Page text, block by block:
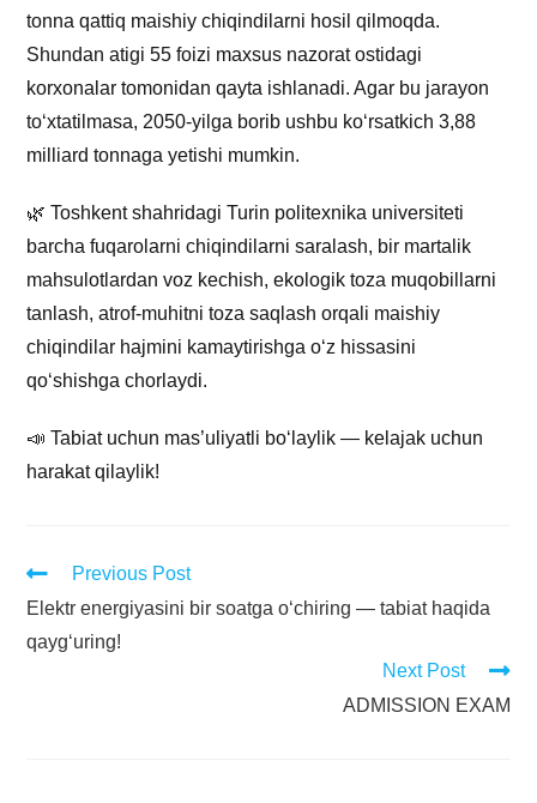
tonna qattiq maishiy chiqindilarni hosil qilmoqda.
Shundan atigi 55 foizi maxsus nazorat ostidagi
korxonalar tomonidan qayta ishlanadi. Agar bu jarayon
to‘xtatilmasa, 2050-yilga borib ushbu ko‘rsatkich 3,88
milliard tonnaga yetishi mumkin.
🌿 Toshkent shahridagi Turin politexnika universiteti
barcha fuqarolarni chiqindilarni saralash, bir martalik
mahsulotlardan voz kechish, ekologik toza muqobillarni
tanlash, atrof-muhitni toza saqlash orqali maishiy
chiqindilar hajmini kamaytirishga o‘z hissasini
qo‘shishga chorlaydi.
📣 Tabiat uchun mas’uliyatli bo‘laylik — kelajak uchun
harakat qilaylik!
Previous Post
Elektr energiyasini bir soatga o‘chiring — tabiat haqida
qayg‘uring!
Next Post
ADMISSION EXAM